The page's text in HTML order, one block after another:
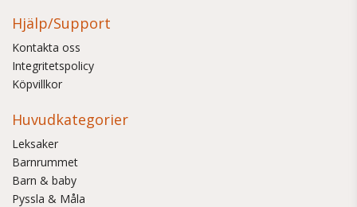
Hjälp/Support
Kontakta oss
Integritetspolicy
Köpvillkor
Huvudkategorier
Leksaker
Barnrummet
Barn & baby
Pyssla & Måla